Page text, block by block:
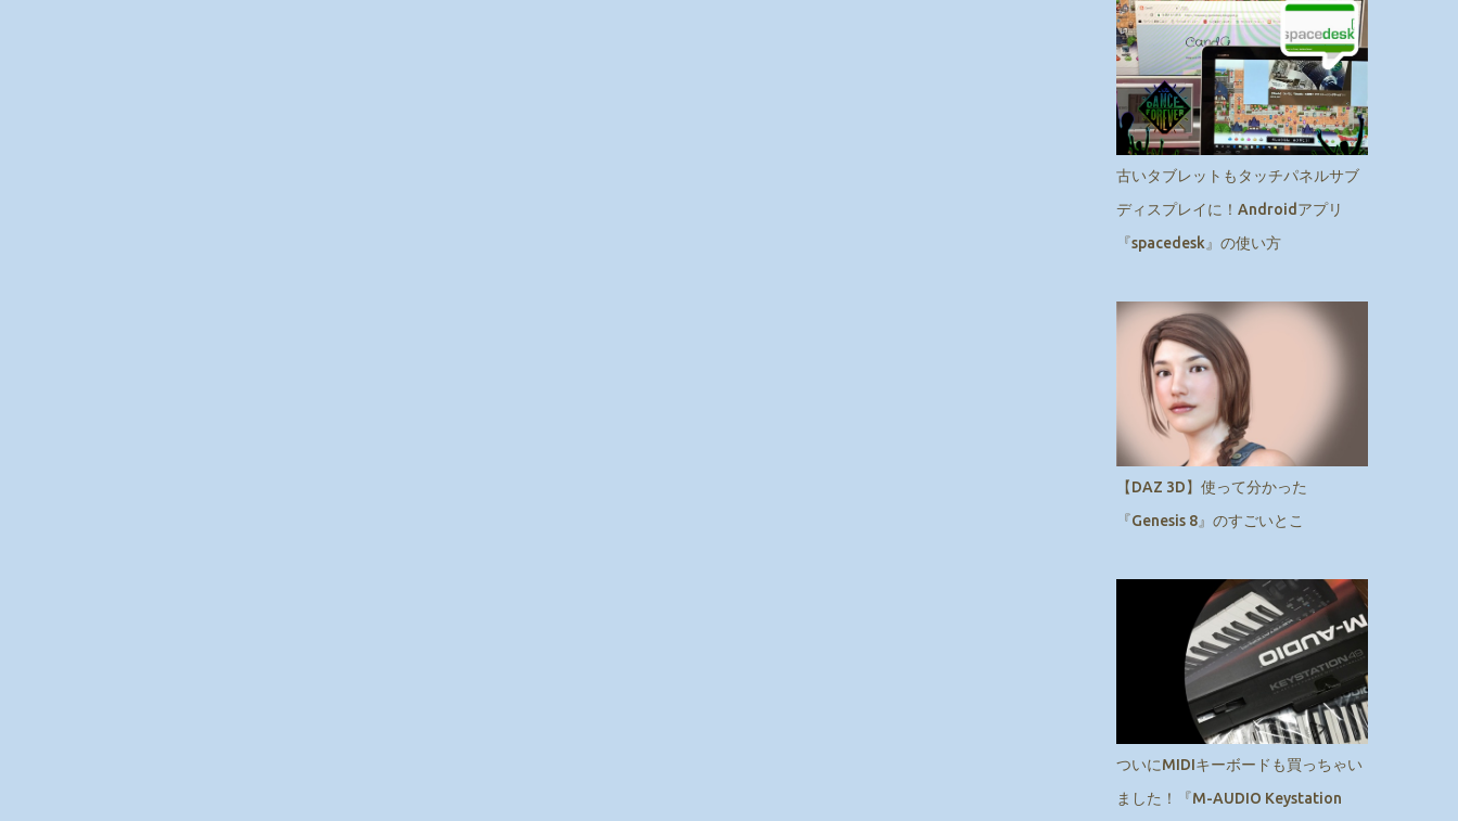
古いタブレットもタッチパネルサブ
ディスプレイに！Androidアプリ
『spacedesk』の使い方
【DAZ 3D】使って分かった
『Genesis 8』のすごいとこ
ついにMIDIキーボードも買っちゃい
ました！『M-AUDIO Keystation